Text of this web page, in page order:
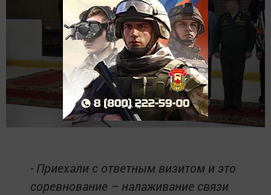
- Приехали с ответным визитом и это
соревнование – налаживание связи